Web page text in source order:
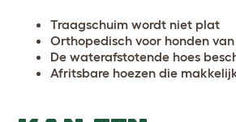
Traagschuim wordt niet plat
Orthopedisch voor honden
De waterafstotende hoes
Afritsbare hoezen die